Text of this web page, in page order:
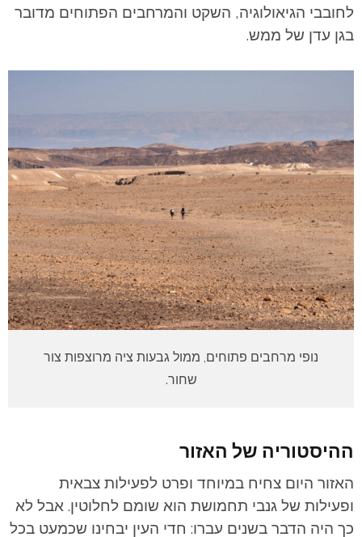
לחובבי הגיאולוגיה, השקט והמרחבים הפתוחים מדובר
בגן עדן של ממש.
נופי מרחבים פתוחים, ממול גבעות ציה מרוצפות צור
שחור.
ההיסטוריה של האזור
האזור היום צחיח במיוחד ופרט לפעילות צבאית
ופעילות של גנבי תחמושת הוא שומם לחלוטין. אבל לא
כך היה הדבר בשנים עברו: חדי העין יבחינו שכמעט בכל